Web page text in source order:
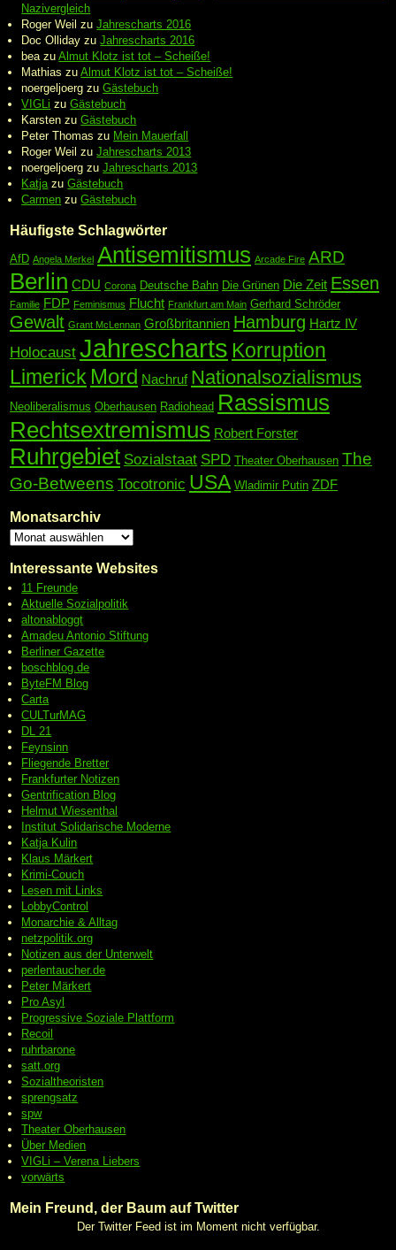
Nazivergleich
Roger Weil zuJahrescharts 2016
Doc Olliday zuJahrescharts 2016
bea zuAlmut Klotz ist tot – Scheiße!
Mathias zuAlmut Klotz ist tot – Scheiße!
noergeljoerg zuGästebuch
VIGLi zuGästebuch
Karsten zuGästebuch
Peter Thomas zu Mein Mauerfall
Roger Weil zuJahrescharts 2013
noergeljoerg zuJahrescharts 2013
Katja zuGästebuch
Carmen zuGästebuch
Häufigste Schlagwörter
AfD Angela Merkel Antisemitismus Arcade Fire ARD
Berlin CDU Corona Deutsche Bahn Die Grünen Die Zeit Essen
Familie FDP Feminismus Flucht Frankfurt am Main Gerhard Schröder
Gewalt Grant McLennan Großbritannien Hamburg Hartz IV
Holocaust Jahrescharts Korruption
Limerick Mord Nachruf Nationalsozialismus
Neoliberalismus Oberhausen Radiohead Rassismus
Rechtsextremismus Robert Forster
Ruhrgebiet Sozialstaat SPD Theater Oberhausen The
Go-Betweens Tocotronic USA Wladimir Putin ZDF
Monatsarchiv
Interessante Websites
11 Freunde
Aktuelle Sozialpolitik
altonabloggt
Amadeu Antonio Stiftung
Berliner Gazette
boschblog.de
ByteFM Blog
Carta
CULTurMAG
DL 21
Feynsinn
Fliegende Bretter
Frankfurter Notizen
Gentrification Blog
Helmut Wiesenthal
Institut Solidarische Moderne
Katja Kulin
Klaus Märkert
Krimi-Couch
Lesen mit Links
LobbyControl
Monarchie & Alltag
netzpolitik.org
Notizen aus der Unterwelt
perlentaucher.de
Peter Märkert
Pro Asyl
ProgressiveSoziale Plattform
Recoil
ruhrbarone
satt.org
Sozialtheoristen
sprengsatz
spw
Theater Oberhausen
Über Medien
VIGLi – Verena Liebers
vorwärts
Mein Freund, der Baum auf Twitter
Der Twitter Feed ist im Moment nicht verfügbar.